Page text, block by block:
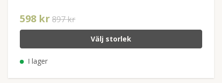
598 kr 897 kr
Välj storlek
I lager